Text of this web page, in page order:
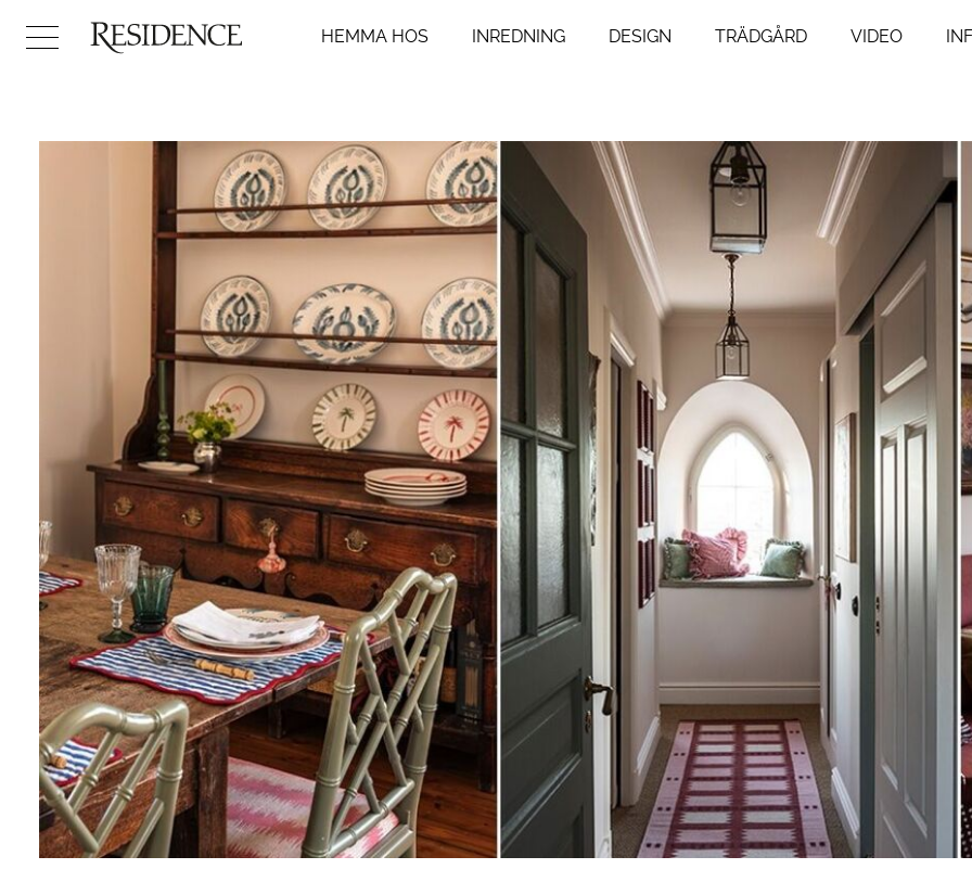
HEMMA HOS INREDNING DESIGN TRÄDGÅRD VIDEO
Arkitektur
Badrum
Kök
Sovrum
Vardagsrum
Hall
Resor
Mat & Dryck
Influencers